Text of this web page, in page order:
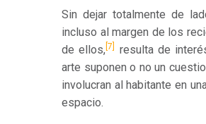
Sin dejar totalmente de
incluso al margen de los
de ellos,[7]
resulta de
arte suponen o no un
involucran al habitante en
espacio.